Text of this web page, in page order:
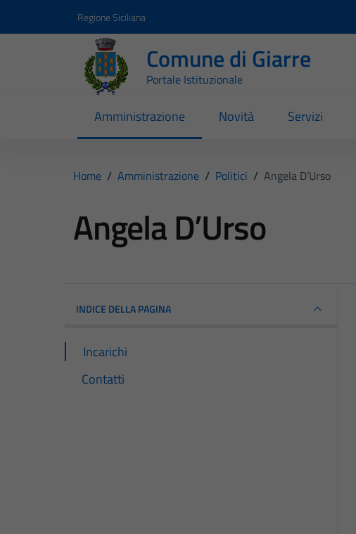
Regione Siciliana
Comune di Giarre
Portale Istituzionale
Amministrazione Novità Servizi
Home / Amministrazione / Politici / Angela D’Urso
Angela D’Urso
INDICE DELLA PAGINA
Incarichi
Contatti